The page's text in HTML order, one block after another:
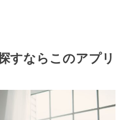
すならこのアプリ